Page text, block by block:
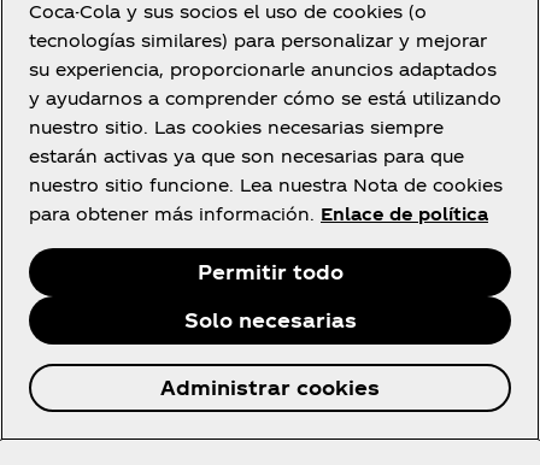
Únete a la comunidad
¡Suscríbete ahora para tener acceso exclusivo a
todo lo relacionado con Coca‑Cola!
España
Coca-Cola y sus socios el uso de cookies (o
tecnologías similares) para personalizar y mejorar
su experiencia, proporcionarle anuncios adaptados
y ayudarnos a comprender cómo se está utilizando
nuestro sitio. Las cookies necesarias siempre
estarán activas ya que son necesarias para que
nuestro sitio funcione. Lea nuestra Nota de cookies
para obtener más información. Enlace de política
Permitir todo
Solo necesarias
Administrar cookies